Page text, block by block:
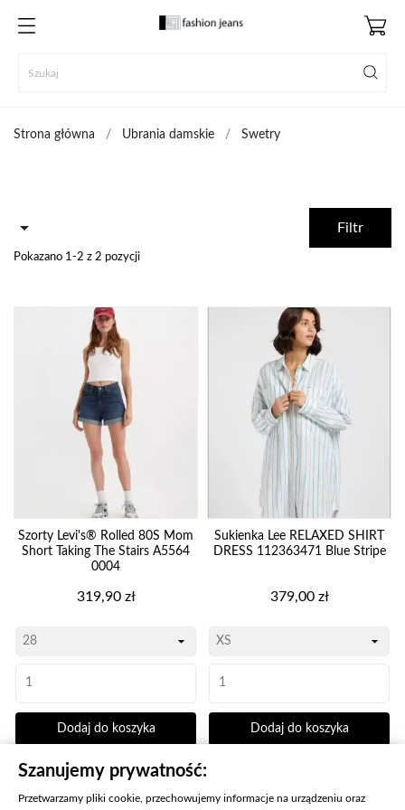
Strona główna Ubrania damskie Swetry
 Filtr
Pokazano 1-2 z 2 pozycji
Szorty Levi's® Rolled 80S Mom
Short Taking The Stairs A5564
0004
Cena
319,90 zł
Dodaj do koszyka
Sukienka Lee RELAXED SHIRT
DRESS 112363471 Blue Stripe
Cena
379,00 zł
Dodaj do koszyka
Szanujemy prywatność:
Przetwarzamy pliki cookie, przechowujemy informacje na urządzeniu oraz